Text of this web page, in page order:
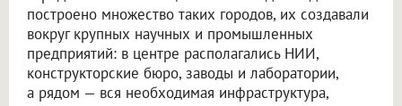
построено множество таких городов, их создавали
вокруг крупных научных и промышленных
предприятий: в центре располагались НИИ,
конструкторские бюро, заводы и лаборатории,
а рядом — вся необходимая инфраструктура,